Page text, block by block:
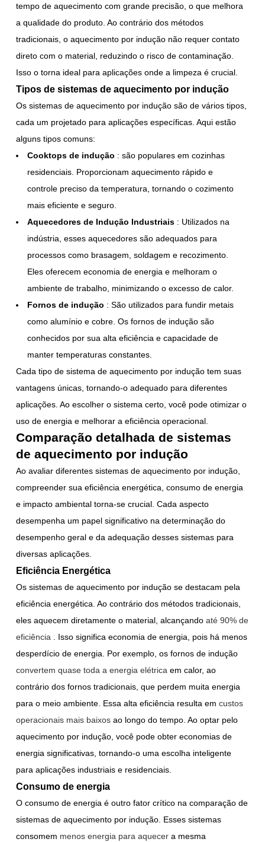
tempo de aquecimento com grande precisão, o que melhora
a qualidade do produto. Ao contrário dos métodos
tradicionais, o aquecimento por indução não requer contato
direto com o material, reduzindo o risco de contaminação.
Isso o torna ideal para aplicações onde a limpeza é crucial.
Tipos de sistemas de aquecimento por indução
Os sistemas de aquecimento por indução são de vários tipos,
cada um projetado para aplicações específicas. Aqui estão
alguns tipos comuns:
Cooktops de indução : são populares em cozinhas
residenciais. Proporcionam aquecimento rápido e
controle preciso da temperatura, tornando o cozimento
mais eficiente e seguro.
Aquecedores de Indução Industriais : Utilizados na
indústria, esses aquecedores são adequados para
processos como brasagem, soldagem e recozimento.
Eles oferecem economia de energia e melhoram o
ambiente de trabalho, minimizando o excesso de calor.
Fornos de indução : São utilizados para fundir metais
como alumínio e cobre. Os fornos de indução são
conhecidos por sua alta eficiência e capacidade de
manter temperaturas constantes.
Cada tipo de sistema de aquecimento por indução tem suas
vantagens únicas, tornando-o adequado para diferentes
aplicações. Ao escolher o sistema certo, você pode otimizar o
uso de energia e melhorar a eficiência operacional.
Comparação detalhada de sistemas
de aquecimento por indução
Ao avaliar diferentes sistemas de aquecimento por indução,
compreender sua eficiência energética, consumo de energia
e impacto ambiental torna-se crucial. Cada aspecto
desempenha um papel significativo na determinação do
desempenho geral e da adequação desses sistemas para
diversas aplicações.
Eficiência Energética
Os sistemas de aquecimento por indução se destacam pela
eficiência energética. Ao contrário dos métodos tradicionais,
eles aquecem diretamente o material, alcançando até 90% de
eficiência . Isso significa economia de energia, pois há menos
desperdício de energia. Por exemplo, os fornos de indução
convertem quase toda a energia elétrica em calor, ao
contrário dos fornos tradicionais, que perdem muita energia
para o meio ambiente. Essa alta eficiência resulta em custos
operacionais mais baixos ao longo do tempo. Ao optar pelo
aquecimento por indução, você pode obter economias de
energia significativas, tornando-o uma escolha inteligente
para aplicações industriais e residenciais.
Consumo de energia
O consumo de energia é outro fator crítico na comparação de
sistemas de aquecimento por indução. Esses sistemas
consomem menos energia para aquecer a mesma